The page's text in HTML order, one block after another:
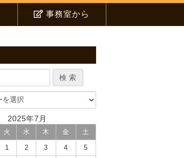
事務室から
2025年7月
火 水 木 金 土
1 2 3 4 5